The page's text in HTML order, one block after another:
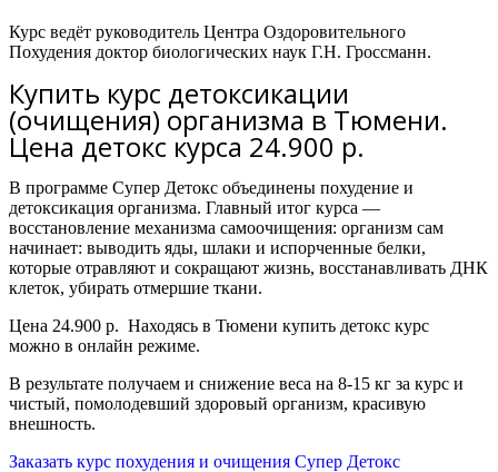
Курс ведёт руководитель Центра Оздоровительного
Похудения доктор биологических наук Г.Н. Гроссманн.
Купить курс детоксикации
(очищения) организма в Тюмени.
Цена детокс курса 24.900 р.
В программе Супер Детокс объединены похудение и
детоксикация организма. Главный итог курса —
восстановление механизма самоочищения: организм сам
начинает: выводить яды, шлаки и испорченные белки,
которые отравляют и сокращают жизнь, восстанавливать ДНК
клеток, убирать отмершие ткани.
Цена 24.900 р. Находясь в Тюмени купить детокс курс
можно в онлайн режиме.
В результате получаем и снижение веса на 8-15 кг за курс и
чистый, помолодевший здоровый организм, красивую
внешность.
Заказать курс похудения и очищения Супер Детокс